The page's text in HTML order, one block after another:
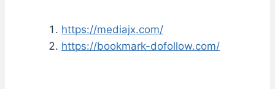
https://mediajx.com/
https://bookmark-dofollow.com/